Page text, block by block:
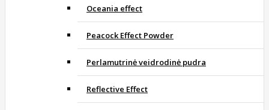
Oceania effect
Peacock Effect Powder
Perlamutrinė veidrodinė pudra
Reflective Effect